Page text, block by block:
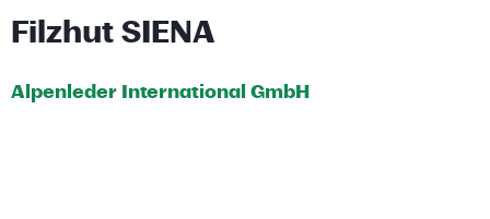
Filzhut SIENA
Alpenleder International GmbH